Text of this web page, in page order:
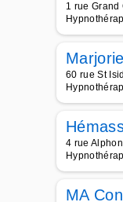
1 rue
60 rue St
4 rue
MA